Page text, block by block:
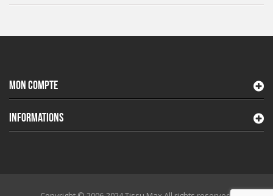
MON COMPTE
INFORMATIONS